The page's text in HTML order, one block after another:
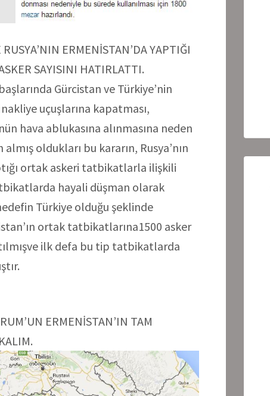
ERMENİSTAN’DA YAPTIĞI
SAYISINI HATIRLATTI.
Gürcistan ve Türkiye’nin
uçuşlarına kapatması,
hava ablukasına alınmasına neden
oldukları bu kararın, Rusya’nın
ortak askeri tatbikatlarla ilişkili
hayali düşman olarak
Türkiye olduğu şeklinde
ortak tatbikatlarına1500 asker
ilk defa bu tip tatbikatlarda
ERMENİSTAN’IN TAM